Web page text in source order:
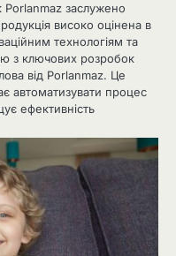
заслужено
високо оцінена в
технологіям та
з ключових розробок
від Porlanmaz. Це
автоматизувати процес
ефективність